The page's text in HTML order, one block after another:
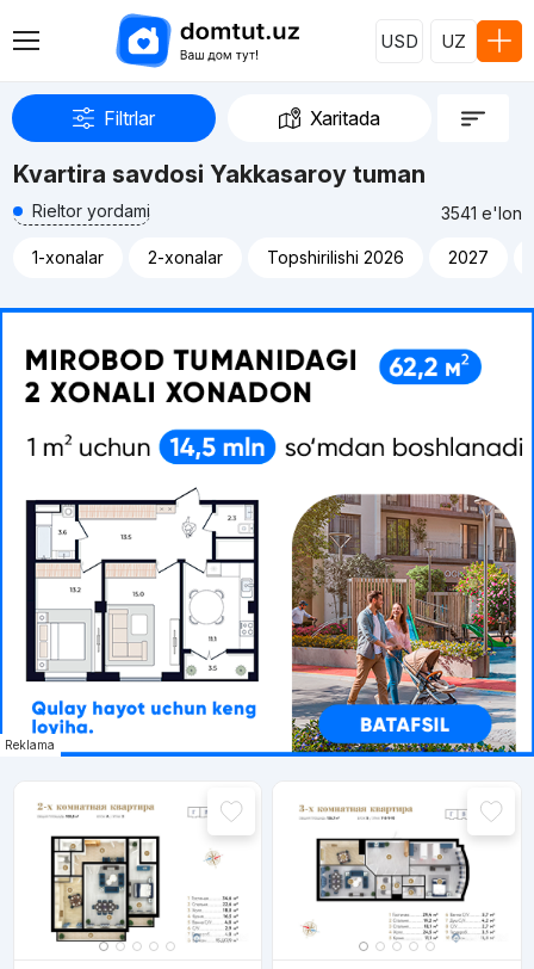
USD UZ
Filtrlar Xaritada
Kvartira savdosi Yakkasaroy tuman
3541 e'lon
Rieltor yordami
1-xonalar 2-xonalar Topshirilishi 2026 2027
Reklama